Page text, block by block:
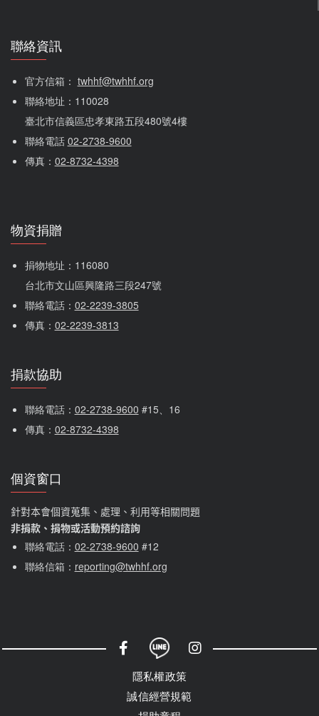
聯絡資訊
官方信箱： twhhf@twhhf.org
聯絡地址：110028
臺北市信義區忠孝東路五段480號4樓
聯絡電話 02-2738-9600
傳真： 02-8732-4398
物資捐贈
捐物地址：116080
台北市文山區興隆路三段247號
聯絡電話： 02-2239-3805
傳真： 02-2239-3813
捐款協助
聯絡電話： 02-2738-9600 #15、16
傳真： 02-8732-4398
個資窗口
針對本會個資蒐集、處理、利用等相關問題
非捐款、捐物或活動預約諮詢
聯絡電話： 02-2738-9600 #12
聯絡信箱： reporting@twhhf.org
社群選單
隱私權政策
誠信經營規範